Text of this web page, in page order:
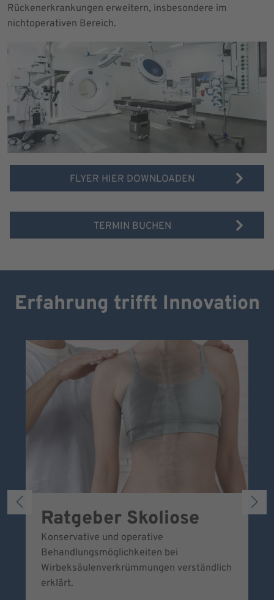
Rückenerkrankungen erweitern, insbesondere im
nichtoperativen Bereich.
FLYER HIER DOWNLOADEN
TERMIN BUCHEN
Erfahrung trifft Innovation
Ratgeber Skoliose
Konservative und operative
Behandlungsmöglichkeiten bei
Wirbeksäulenverkrümmungen verständlich
erklärt.